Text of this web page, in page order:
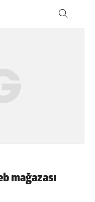
mağazası